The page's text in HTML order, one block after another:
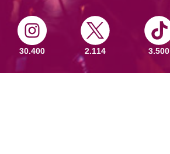
30.400 2.114 3.500